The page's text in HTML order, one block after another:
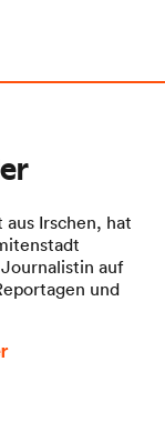
Irschen, hat
auf
und